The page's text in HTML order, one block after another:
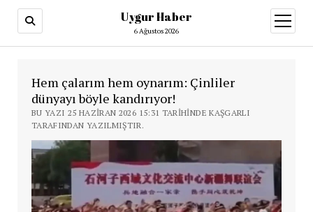
Uygur Haber
6 Ağustos 2026
aç
Hem çalarım hem oynarım: Çinliler
dünyayı böyle kandırıyor!
BU YAZI 25 HAZIRAN 2026 15:31 TARIHINDE KAŞGARLI
TARAFINDAN YAZILMIŞTIR.